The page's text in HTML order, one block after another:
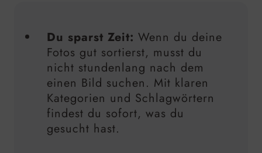
Du sparst Zeit: Wenn du deine
Fotos gut sortierst, musst du
nicht stundenlang nach dem
einen Bild suchen. Mit klaren
Kategorien und Schlagwörtern
findest du sofort, was du
gesucht hast.